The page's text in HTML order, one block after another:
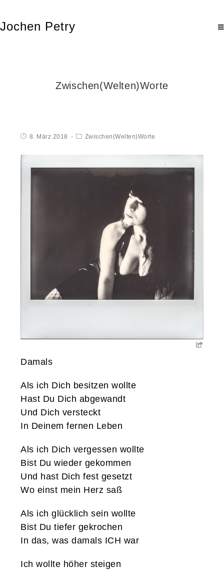
Jochen Petry
Zwischen(Welten)Worte
8. März 2018 Zwischen(Welten)Worte
Damals
Als ich Dich besitzen wollte
Hast Du Dich abgewandt
Und Dich versteckt
In Deinem fernen Leben
Als ich Dich vergessen wollte
Bist Du wieder gekommen
Und hast Dich fest gesetzt
Wo einst mein Herz saß
Als ich glücklich sein wollte
Bist Du tiefer gekrochen
In das, was damals ICH war
Ich wollte höher steigen